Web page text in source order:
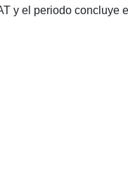
y el periodo concluye